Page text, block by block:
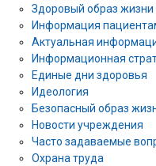
Здоровый образ жизни
Информация
Актуальная
Информационная
Единые дни здоровья
Идеология
Безопасный образ
Новости учреждения
Часто задаваемые
Охрана труда